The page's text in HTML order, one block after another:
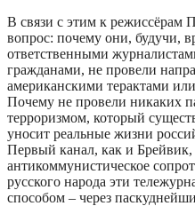
В связи с этим к режиссёрам
вопрос: почему они, будучи,
ответственными
гражданами, не провели
американскими терактами
Почему не провели никаких
терроризмом, который
уносит реальные жизни
Первый канал, как и Брейвик,
антикоммунистическое
русского народа эти
способом – через